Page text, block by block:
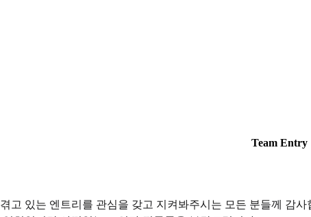
Team Entry
고 있는 엔트리를 관심을 갖고 지켜봐주시는 모든 분들께 감